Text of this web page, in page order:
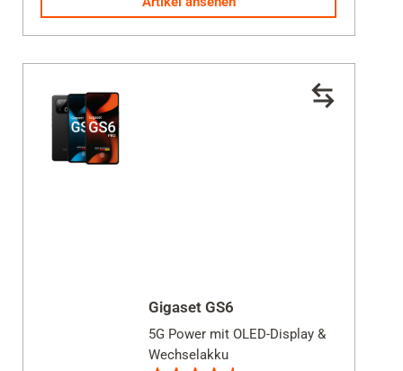
Schließen
Bewertung
Gigaset GS6
5G Power mit OLED-Display &
Wechselakku